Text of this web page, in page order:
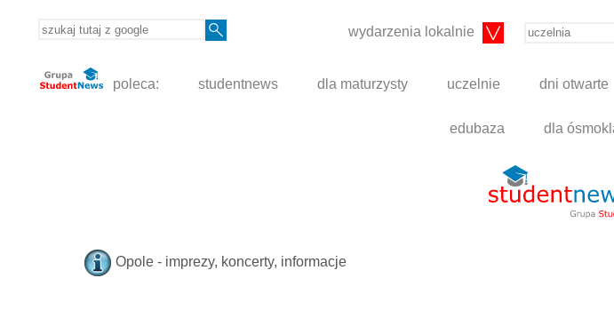
wydarzenia lokalnie
poleca: studentnews dla maturzysty uczelnie dni otwarte
edubaza dla
Opole - imprezy, koncerty, informacje